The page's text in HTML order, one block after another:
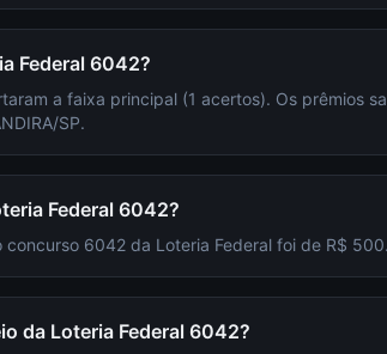
Federal 6042?
a faixa principal (1 acertos). Os prêmios
SP.
Federal 6042?
6042 da Loteria Federal foi de R$
da Loteria Federal 6042?